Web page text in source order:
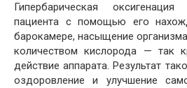
Гипербарическая
пациента с помощью его
барокамере, насыщение
количеством кислорода — так
действие аппарата. Результат
оздоровление и улучшение